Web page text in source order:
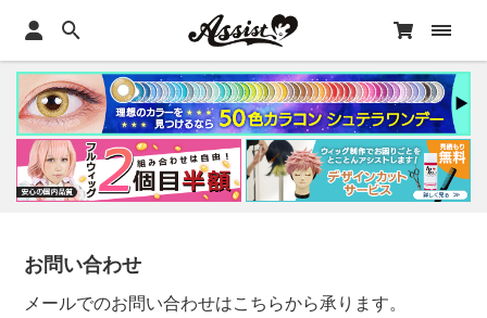
お問い合わせ
メールでのお問い合わせはこちらから承ります。